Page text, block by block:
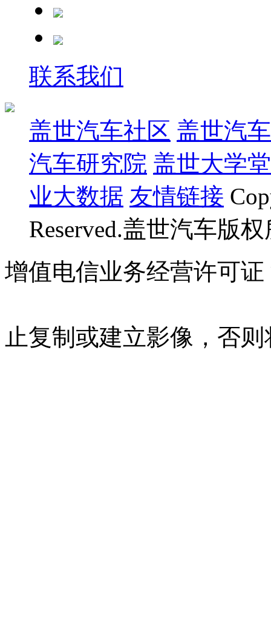
联系我们
盖世汽车社区 盖世汽
汽车研究院 盖世大学堂
业大数据 友情链接
Reserved.盖世汽车版
增值电信业务经营许可证
止复制或建立影像，否